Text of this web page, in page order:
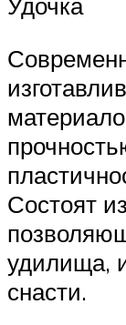
Состоят
удилища,
снасти.